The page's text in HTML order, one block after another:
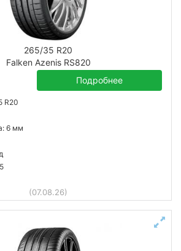
265/35 R20
Falken Azenis RS820
Подробнее
R20
6 мм
(07.08.26)